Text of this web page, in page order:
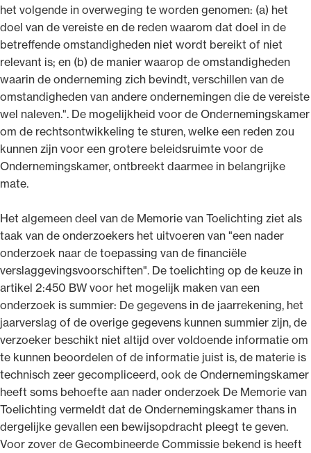
het volgende in overweging te worden genomen: (a) het
doel van de vereiste en de reden waarom dat doel in de
betreffende omstandigheden niet wordt bereikt of niet
relevant is; en (b) de manier waarop de omstandigheden
waarin de onderneming zich bevindt, verschillen van de
omstandigheden van andere ondernemingen die de vereiste
wel naleven.". De mogelijkheid voor de Ondernemingskamer
om de rechtsontwikkeling te sturen, welke een reden zou
kunnen zijn voor een grotere beleidsruimte voor de
Ondernemingskamer, ontbreekt daarmee in belangrijke
mate.
Het algemeen deel van de Memorie van Toelichting ziet als
taak van de onderzoekers het uitvoeren van "een nader
onderzoek naar de toepassing van de financiële
verslaggevingsvoorschiften". De toelichting op de keuze in
artikel 2:450 BW voor het mogelijk maken van een
onderzoek is summier: De gegevens in de jaarrekening, het
jaarverslag of de overige gegevens kunnen summier zijn, de
verzoeker beschikt niet altijd over voldoende informatie om
te kunnen beoordelen of de informatie juist is, de materie is
technisch zeer gecompliceerd, ook de Ondernemingskamer
heeft soms behoefte aan nader onderzoek De Memorie van
Toelichting vermeldt dat de Ondernemingskamer thans in
dergelijke gevallen een bewijsopdracht pleegt te geven.
Voor zover de Gecombineerde Commissie bekend is heeft